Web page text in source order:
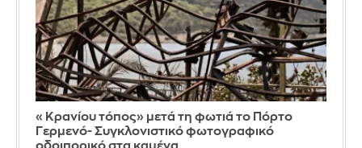
«Κρανίου τόπος» μετά τη φωτιά το Πόρτο
Γερμενό- Συγκλονιστικό φωτογραφικό